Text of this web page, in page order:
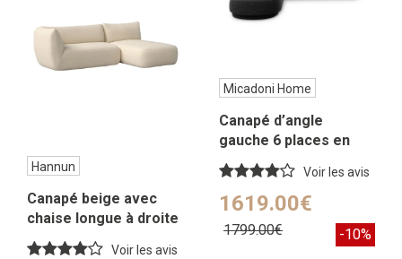
Hannun
Canapé beige avec
chaise longue à droite
250 x 148 cm
Voir les avis
Micadoni Home
Canapé d’angle
gauche 6 places en
tissu chenille noir
Voir les avis
1619.00€
1799.00€ -10%